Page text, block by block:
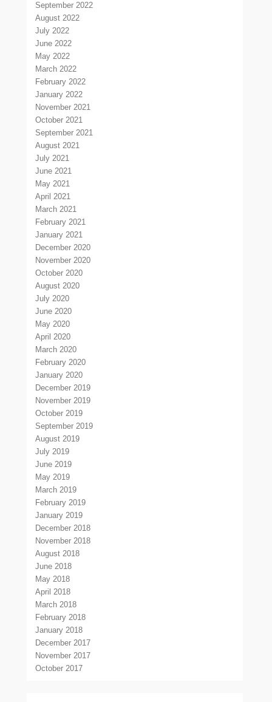
September 2022
August 2022
July 2022
June 2022
May 2022
March 2022
February 2022
January 2022
November 2021
October 2021
September 2021
August 2021
July 2021
June 2021
May 2021
April 2021
March 2021
February 2021
January 2021
December 2020
November 2020
October 2020
August 2020
July 2020
June 2020
May 2020
April 2020
March 2020
February 2020
January 2020
December 2019
November 2019
October 2019
September 2019
August 2019
July 2019
June 2019
May 2019
March 2019
February 2019
January 2019
December 2018
November 2018
August 2018
June 2018
May 2018
April 2018
March 2018
February 2018
January 2018
December 2017
November 2017
October 2017